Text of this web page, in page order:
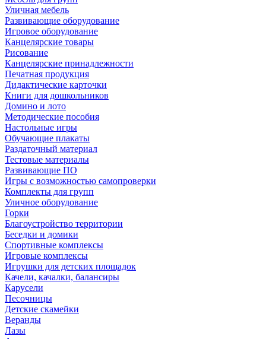
Уличная мебель
Развивающие оборудование
Игровое оборудование
Канцелярские товары
Рисование
Канцелярские принадлежности
Печатная продукция
Дидактические карточки
Книги для дошкольников
Домино и лото
Методические пособия
Настольные игры
Обучающие плакаты
Раздаточный материал
Тестовые материалы
Развивающие ПО
Игры с возможностью самопроверки
Комплекты для групп
Уличное оборудование
Горки
Благоустройство территории
Беседки и домики
Спортивные комплексы
Игровые комплексы
Игрушки для детских площадок
Качели, качалки, балансиры
Карусели
Песочницы
Детские скамейки
Веранды
Лазы